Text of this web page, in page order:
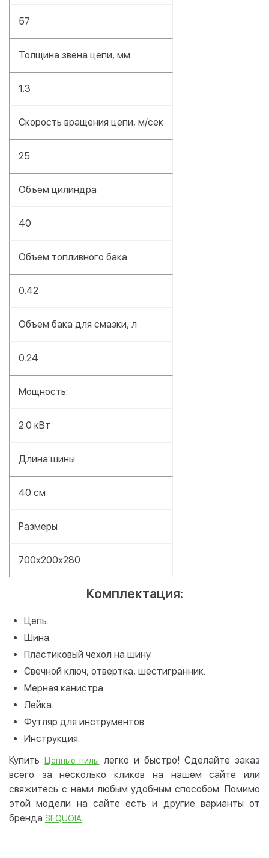
57
Толщина звена цепи, мм
1.3
Скорость вращения цепи, м/сек
25
Объем цилиндра
40
Объем топливного бака
0.42
Объем бака для смазки, л
0.24
Мощность:
2.0 кВт
Длина шины:
40 см
Размеры
700х200х280
Комплектация:
Цепь.
Шина.
Пластиковый чехол на шину.
Свечной ключ, отвертка, шестигранник.
Мерная канистра.
Лейка.
Футляр для инструментов.
Инструкция.
Купить
Цепные пилы легко и быстро! Сделайте заказ
всего за несколько кликов на нашем сайте или
свяжитесь с нами любым удобным способом. Помимо
этой модели на сайте есть и другие варианты от
бренда SEQUOIA.